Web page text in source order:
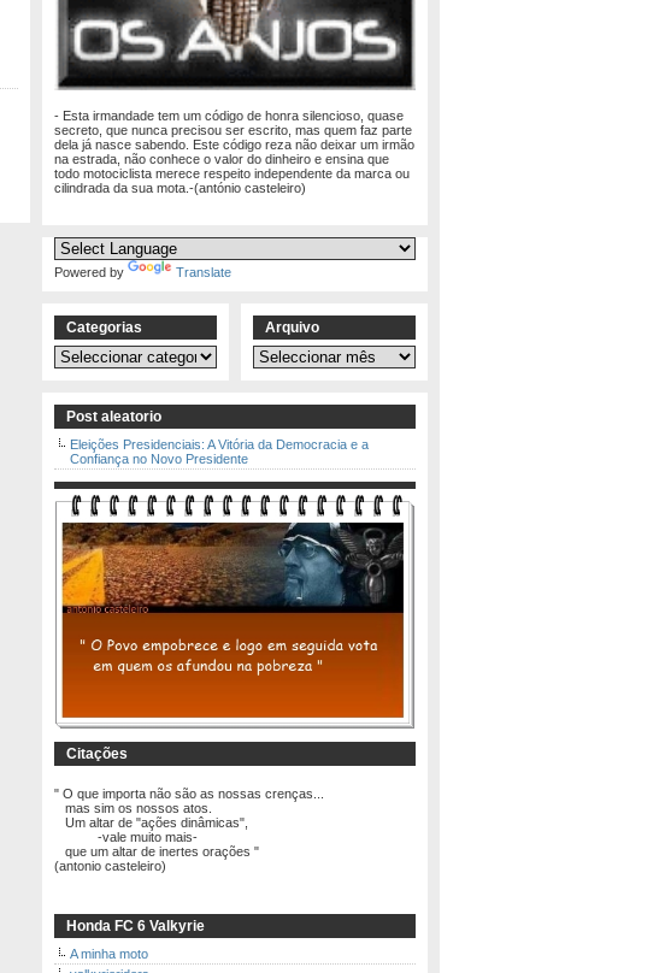
- Esta irmandade tem um código de honra silencioso, quase
secreto, que nunca precisou ser escrito, mas quem faz parte
dela já nasce sabendo. Este código reza não deixar um irmão
na estrada, não conhece o valor do dinheiro e ensina que
todo motociclista merece respeito independente da marca ou
cilindrada da sua mota.-(antónio casteleiro)
Powered by Translate
Categorias
Categorias
Arquivo
Arquivo
Post aleatorio
Eleições Presidenciais: A Vitória da Democracia e a
Confiança no Novo Presidente
Citações
" O que importa não são as nossas crenças...
mas sim os nossos atos.
Um altar de "ações dinâmicas",
-vale muito mais-
que um altar de inertes orações "
(antonio casteleiro)
Honda FC 6 Valkyrie
A minha moto